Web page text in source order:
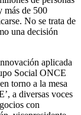
más de 500
No se trata de
una decisión
aplicada
Social ONCE
torno a la mesa
a diversas voces
con